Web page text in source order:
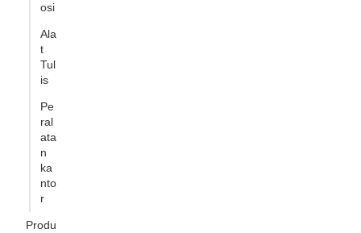
osi
Ala
t
Tul
is
Pe
ral
ata
n
ka
nto
r
Produ